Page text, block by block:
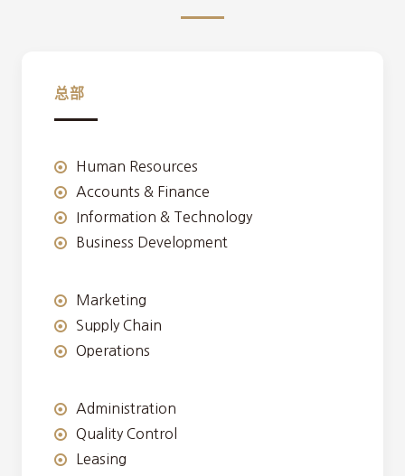
总部
Human Resources
Accounts & Finance
Information & Technology
Business Development
Marketing
Supply Chain
Operations
Administration
Quality Control
Leasing